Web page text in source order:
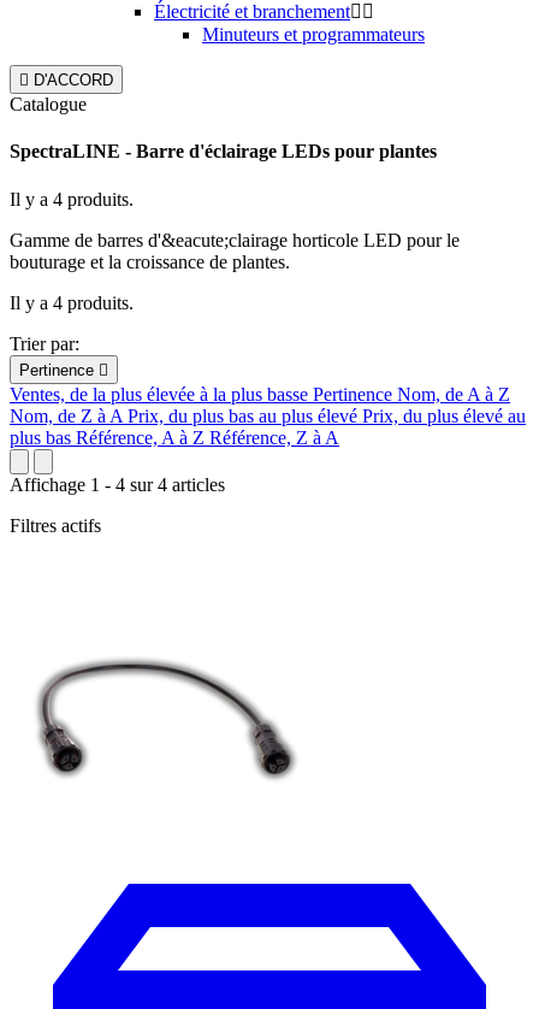
Électricité et branchement 
Minuteurs et programmateurs
 D'ACCORD
Catalogue
SpectraLINE - Barre d'éclairage LEDs pour plantes
Il y a 4 produits.
Gamme de barres d'&eacute;clairage horticole LED pour le
bouturage et la croissance de plantes.
Il y a 4 produits.
Trier par:
Pertinence 
Ventes, de la plus élevée à la plus basse Pertinence Nom, de A à Z
Nom, de Z à A Prix, du plus bas au plus élevé Prix, du plus élevé au
plus bas Référence, A à Z Référence, Z à A
Affichage 1 - 4 sur 4 articles
Filtres actifs